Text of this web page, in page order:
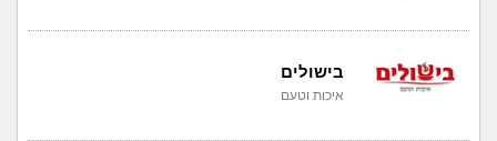
בישולים
איכות וטעם